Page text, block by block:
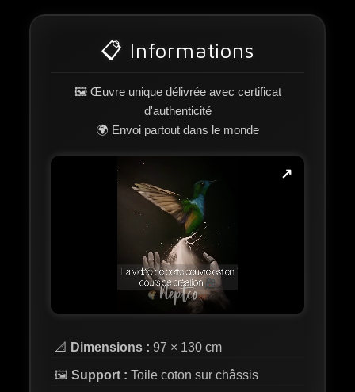
📋 Informations
🖼️ Œuvre unique délivrée avec certificat
d'authenticité
🌍 Envoi partout dans le monde
↗
📐 Dimensions : 97 × 130 cm
🖼️ Support : Toile coton sur châssis